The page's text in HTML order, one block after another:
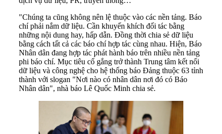
"Chúng ta cũng không nên lệ thuộc vào các nền tảng. Báo
chí phải nắm dữ liệu. Cần khuyến khích đối tác bằng
những nội dung hay, hấp dẫn. Đồng thời chia sẻ dữ liệu
bằng cách tất cả các báo chí hợp tác cùng nhau. Hiện, Báo
Nhân dân đang hợp tác phát hành báo trên nhiều nền tảng
phi báo chí. Mục tiêu cố gắng trở thành Trung tâm kết nối
dữ liệu và công nghệ cho hệ thống báo Đảng thuộc 63 tỉnh
thành với slogan "Nơi nào có nhân dân nơi đó có Báo
Nhân dân", nhà báo Lê Quốc Minh chia sẻ.